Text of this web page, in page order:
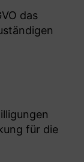
das
für die